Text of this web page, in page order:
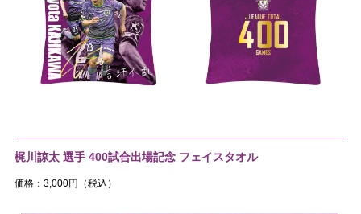
梶川諒太 選手 400試合出場記念 フェイスタオル
価格：3,000円（税込）